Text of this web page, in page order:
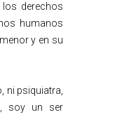
derechos
humanos
y en su
ni psiquiatra,
soy un ser